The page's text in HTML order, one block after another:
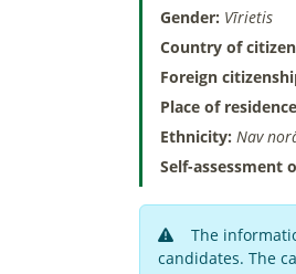
Gender: Vīrietis
Country of
Foreign
Place of
Ethnicity: Nav
Self-assessment
The
candidates. The